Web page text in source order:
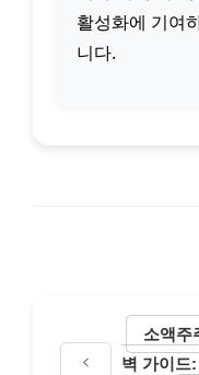
활성화에 기여
니다.
소액주
벽 가이드